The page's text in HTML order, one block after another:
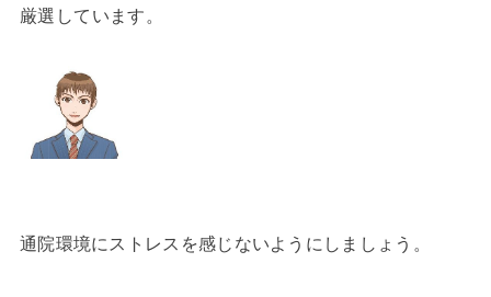
厳選しています。
通院環境にストレスを感じないようにしましょう。